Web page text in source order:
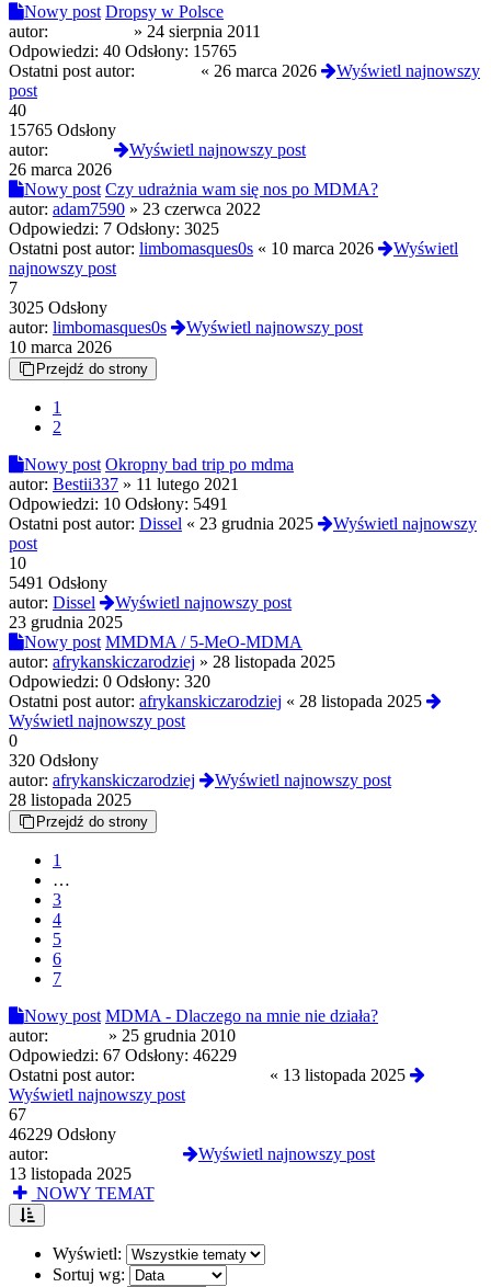
Nowy post Dropsy w Polsce
autor:
» 24 sierpnia 2011
Odpowiedzi: 40 Odsłony: 15765
Ostatni post autor:
« 26 marca 2026
Wyświetl najnowszy
post
40
15765 Odsłony
autor:
Wyświetl najnowszy post
26 marca 2026
Nowy post Czy udrażnia wam się nos po MDMA?
autor: adam7590 » 23 czerwca 2022
Odpowiedzi: 7 Odsłony: 3025
Ostatni post autor: limbomasques0s « 10 marca 2026
Wyświetl
najnowszy post
7
3025 Odsłony
autor: limbomasques0s
Wyświetl najnowszy post
10 marca 2026
Przejdź do strony
1
2
Nowy post Okropny bad trip po mdma
autor: Bestii337 » 11 lutego 2021
Odpowiedzi: 10 Odsłony: 5491
Ostatni post autor: Dissel « 23 grudnia 2025
Wyświetl najnowszy
post
10
5491 Odsłony
autor: Dissel
Wyświetl najnowszy post
23 grudnia 2025
Nowy post MMDMA / 5-MeO-MDMA
autor: afrykanskiczarodziej » 28 listopada 2025
Odpowiedzi: 0 Odsłony: 320
Ostatni post autor: afrykanskiczarodziej « 28 listopada 2025
Wyświetl najnowszy post
0
320 Odsłony
autor: afrykanskiczarodziej
Wyświetl najnowszy post
28 listopada 2025
Przejdź do strony
1
…
3
4
5
6
7
Nowy post MDMA - Dlaczego na mnie nie działa?
autor:
» 25 grudnia 2010
Odpowiedzi: 67 Odsłony: 46229
Ostatni post autor:
« 13 listopada 2025
Wyświetl najnowszy post
67
46229 Odsłony
autor:
Wyświetl najnowszy post
13 listopada 2025
NOWY TEMAT
Wyświetl:
Sortuj wg: